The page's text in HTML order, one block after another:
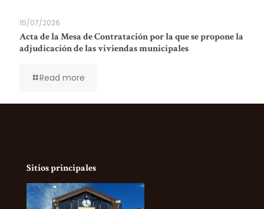
15/07/2026
Acta de la Mesa de Contratación por la que se propone la
adjudicación de las viviendas municipales
Read more
Sitios principales